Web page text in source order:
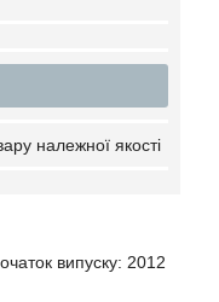
належної якості
випуску: 2012